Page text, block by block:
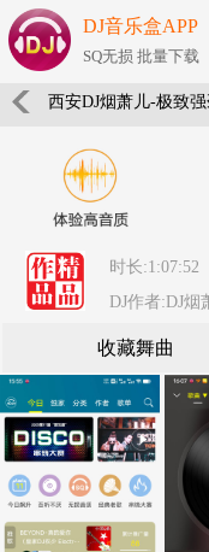
DJ音乐盒APP
SQ无损 批量下载
西安DJ烟萧儿-极致
时长:1:07:52
DJ作者:DJ烟
收藏舞曲